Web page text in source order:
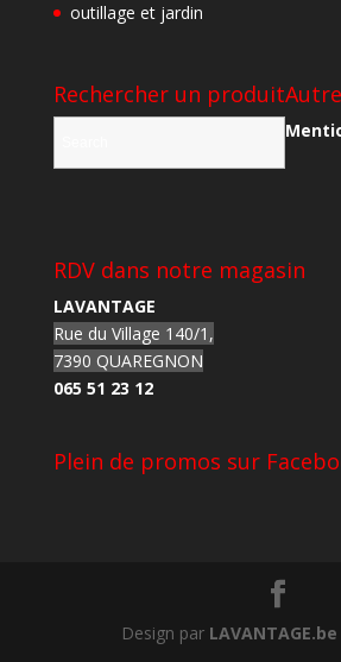
outillage et jardin
Rechercher un produit
RDV dans notre magasin
LAVANTAGE
Rue du Village 140/1,
7390 QUAREGNON
065 51 23 12
Plein de promos sur
Design par LAVANTAGE.be